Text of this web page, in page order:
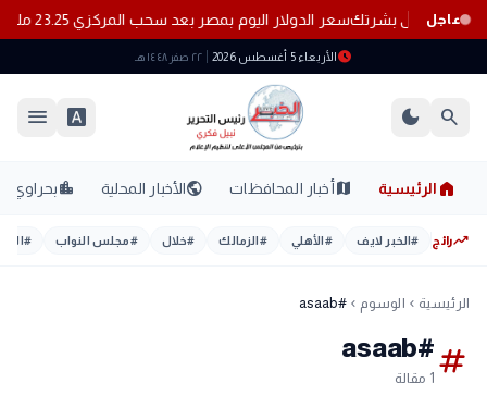
عاجل سعر الدولار اليوم بمصر بعد سحب المركزي 23.25 مليار دولار من البنوك
scheduleالأربعاء 5 أغسطس 2026 ٢٢ صفر ١٤٤٨ هـ
search
dark_mode
font_download
menu
home الرئيسية mapأخبار المحافظات publicالأخبار المحلية location_cityبحراوي
trending_upرائج #الخبر لايف #الأهلي #الزمالك #خلال #مجلس النواب #
الرئيسية chevron_left الوسوم chevron_left
#asaab
tag
#asaab
1 مقالة